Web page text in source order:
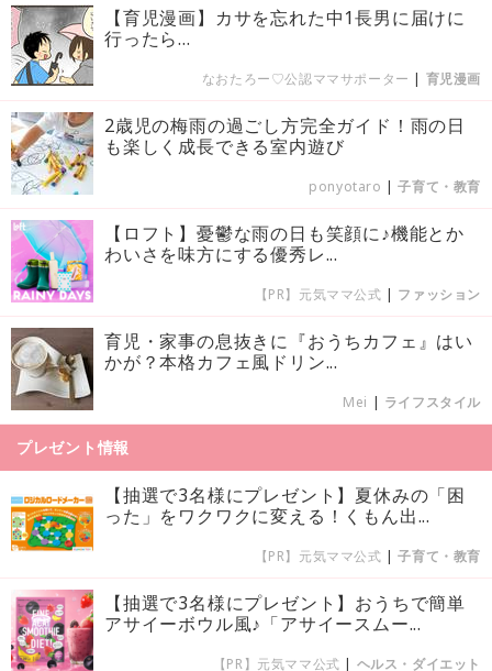
【育児漫画】カサを忘れた中1長男に届けに
行ったら…
なおたろー♡公認ママサポーター | 育児漫画
2歳児の梅雨の過ごし方完全ガイド！雨の日
も楽しく成長できる室内遊び
ponyotaro |子育て・教育
【ロフト】憂鬱な雨の日も笑顔に♪機能とか
わいさを味方にする優秀レ...
【PR】元気ママ公式 | ファッション
育児・家事の息抜きに『おうちカフェ』はい
かが？本格カフェ風ドリン...
Mei | ライフスタイル
プレゼント情報
【抽選で3名様にプレゼント】夏休みの「困
った」をワクワクに変える！くもん出...
【PR】元気ママ公式 |子育て・教育
【抽選で3名様にプレゼント】おうちで簡単
アサイーボウル風♪「アサイースムー...
【PR】元気ママ公式 | ヘルス・ダイエット